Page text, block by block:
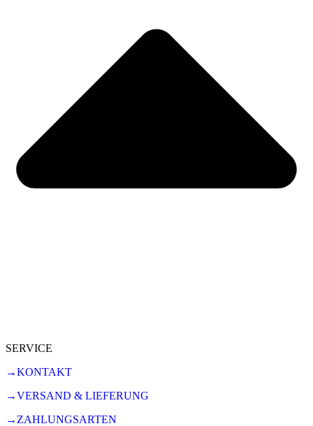
SERVICE
→KONTAKT
→VERSAND & LIEFERUNG
→ZAHLUNGSARTEN